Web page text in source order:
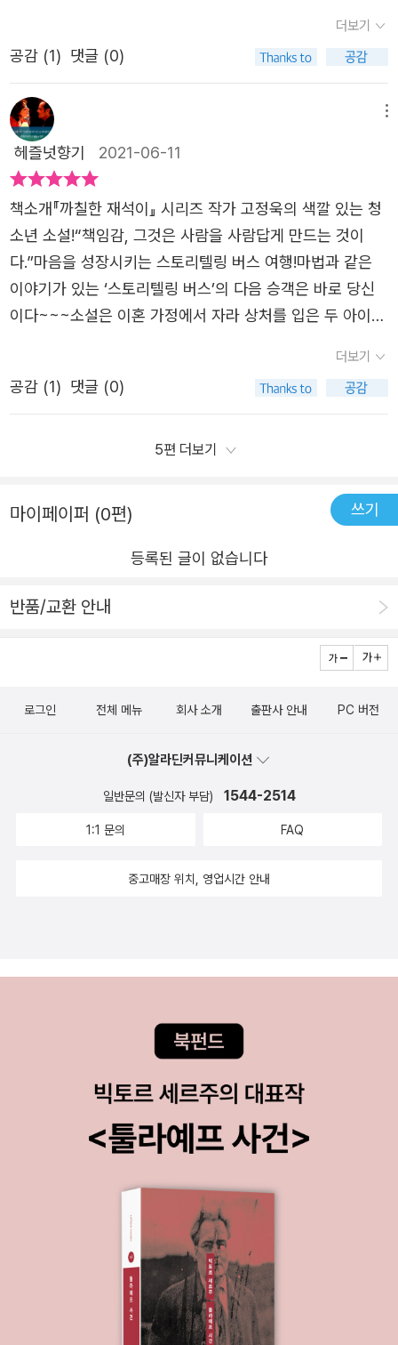
솜씨 구수한 34번 승객은 이야기 하나를 들려 주겠다며 마
이크를 잡습니다. 지금부터 1983년 사우디에서 건설 노동
자로 일하던 김상복이라는 분의 사연이 시작되는데, 이 책
제목이 '스토리텔링 버스'라고 붙은 이유를 p77까지 읽고서
야 비로소 저는 알았습니다. 저는 책을 펴 읽기 전까지 이 책
이 소설 작법을 가르쳐 주는 책으로 사실 착각을 했더랬습니
다. '아쌀라무 알리이쿰'은 한 명한테 건네는 인사도 문법적
으로 복수형(=당신네들)로 되어 있다고 합니다. 죽고 나서
만나야 할 두 명의 천사까지를 염두에 둔 이유(p86)라고 하
는데 저는 처음 알았습니다. 여튼 김상복씨에 대한 사연(액
자 내 스토리)은 엄청 재미있는데(한편으로 슬프지만 말입
니다) 직접 읽어 보시기 바랍니다.더 재미있는 건 지강이와
은지가 34번 승객이 들려 준 이야기로부터 '남자(혹은 여
자)는 평생 책임만 지다 끝나는 불쌍한 인생'이라는 결론을
내는데 둘 다 문학적 소양이 보통 아닙니다. 우리들 같으면
까?p99에서는 군인들이 잠시 버스에 올라와 승객들에게 우
민지원 수고를 하는 건 군인들이고 그들 역시 남의 집 귀한
다니... p100에는 다행히 군인들의 노고를 고맙게 여기는 말
들이 나오네요.p102부터는 24번 승객의 이야기가 새로 펼
쳐집니다. 하동구(예의 24번 승객의 이름인 듯)의 부친, 하
태우, 하태은 이렇게 3형제가 1960년대를 산 이야기입니
나이가 대충 얼마일지 짐작이 되죠. 집안을 일으킬 수재로
다 집안과 상의 없이 어느 여인과 살림을 차리고 아이까지
낳습니다. 큰형은 끝내 동생의 결정을 인정 않고 제수씨를
사망하고 작은어머니는 시가와 인연을 완전히 끊는데 그 입
냐'며 자신의 신세를 한탄합니다. 지강이가 동병상련의 아픔
으로 위로를 옆에서 해 주네요. ㅎㅎp113에는 김청강 작가
르는 다르지만 아마 고 선생님 본인도 모델이 되었음직한 캐
릭터네요. 네 손가락으로 연주하는 피아니스트가 등장하는
데 실존인물 희아님도 연상이 되죠? 중구삭금이라는 사자성
일이 없습니다. 이어서 헌팅캡을 쓴 어느 카피라이터의 스토
리가 나오네요. 다소 억울한 일을 당한 은행이 이 카피라이
터에게 연줄(친구 복 과장)을 통해 호소문 집필을 의뢰했습
니다. 그런데 그 대가가 '밥 한 끼'라는 말을 듣고 김 카피님
은 '게마인샤프트와 게젤샤프트를 혼동'했다면서 천만원을
고료로 안 주면 응하지 않겠다고 거절합니다. 결국 서류를
다시 찾아갔으나 엄마는 은지랑 같이 살기 위해 돈을 악착같
한다.상처입은 두 아이는 서로를 끌어안고 서로를 보듬었다.​
지강은 은지에게 같이 여행가자고 제안하고 양양으로 간다.
그런데 폭우로 산사태가 일어나 둘이 탄 고속버스는 도로에
갇히고 마는데…….이 소설 속에서 지강과 은지는 이혼가정
의 한부모 가정 아이들이다. 같이 사는 아버지들은 삶을 책
임지느라 바빠 아이들과 소통이 단절되어 있다. 아이들의 아
버지들에 대한 오해도 커지고, 아버지들의 아이들에 대한 이
해부족도 시간이 지날수록 커진다. 점점 더 서로에 대한 불
만만 가슴에 담고 서로를 이해하려는 노력도 하지 않게 되는
모습을 보인다.​이야기 제목인 '스토리텔링 버스'는 지강과 은
도로위의 고속버스 속에서 승객들은 본인들이 알고 있는 이
야기를 하나씩 펼친다. 그 이야기가 허투루 넘길 것이 아니
라 작가가 전하고자 하는 메시지를 담고 있다.​'책임감' 그리
고 '소통'​이야기 시작도 성폭력 예방 특강 강사의 이성을 사
스 안에서 전해주는 이야기도 자신의 행동에 대한 책임감,
말과 글의 힘을 알고 책임감을 느끼고 조심해서 말하고 행동
하고 글을 써야 한다는 교훈을 전한다.​주인공은 더 나은 자
동하고 말해야 한다는 것을 깨닫는다.이 책을 읽고 책임감이
가졌으면 한다.그리고 가까운 사이라고 표현하지 않고 넘어
사로부터 도서를 제공받아 읽고 작성하였습니다*
힘들고 어려운 환경에 놓여있지만 희망을 꿈꾸고 세상을 향
해 나아가려는 지강과 은지가 현세대 청소년이 되기를 소망
해본다. 아이들이 결핍된 부분을 서로 채워주려는 것을 보며
안쓰럽기도 했지만 기특한 마음도 들었다. 이 소설을 보며
청소년들이 더욱 성숙해지는 계기가 될 수 있을 것이다. 저
자의 책들을 보면 재미있지만 교훈적인 글들로 인기가 많다.
많은 이들이 읽고 건강한 사고를 가지길 바란다. 청소년들이
읽고 깨닫게 되는 좋은 책이라고 생각한다. 한사람의 말로
인해 한사람의 인생이 바뀌고 달라진다. 삶을 살아가는 과정
은 힘들지만 그 과정들을 통해서 성장한다. 몰입도 높은 작
가의 글로 책임감에 대한 스토리로 청소년들에게 많이 읽혔
으면 좋겠다고 생각을 하였다. 처음도입부분에 성폭력예방
특강을 시작으로 짜임새있는, 청소년들이 공감할 수 있는 이
되길 바란다.
가까워져요같이 사는 아빠와는 거리감을 느끼고떠난 엄마를
그리워하며 사는 두 아이는어느날 1박 2일로 여행을 가기로
었는데,버스로 이동 중에 폭우로 산사태가 나서꼼짝 못 하게
되죠버스에 탄 승객 모두 답답해하는 상황에서누군가의 이
야기가 시작됩니다양양행 버스가 스토리텔링 버스가 된거죠
네 명의 승객의 이야기는 모두 재미있었어요이야기 속 주인
공들에게는 재미있기만한일들은 아니었지만요사실 이 이야
기들에는 공통점이 있었어요그 공통점은 바로 '책임감'에 대
한 이야기들이라는 것이었죠고정욱 작가님은 특히 이성교제
에서의 책임감을얘기하고 싶으셨던 것 같아요상대방에 대한
던게 아닐까 싶어요​부모나 선생님이 얘기하면 잔소리라고만
느낄 수도 있지만,책을 통해, 책 속 이야기를 통해서는아이
들이 자연스럽게 책임감에 대해생각해볼 수 있을 것 같아서
부모 입장에서 참 좋은 책이라는 생각이 들었어요물론 아이
야할 책이라는 생각도 했구요꼭 편부, 편모 가정이 아니더라
도정서적으로 외로울지 모르는 아이들.부모가 바쁘다는 이
았으면 좋겠어요모두가 서로 노력하고 소통하는 가족이 되
었으면 좋겠어요그런 가정 안에서 자란 아이들이어른이 되
협찬을 받았고 본인의 주관적인 견해에 의하여 작성함]​​​​​​
더보기
공감 (1) 댓글 (0)
헤즐넛향기 2021-06-11
책소개『까칠한 재석이』 시리즈 작가 고정욱의 색깔 있는 청
소년 소설!“책임감, 그것은 사람을 사람답게 만드는 것이
다.”마음을 성장시키는 스토리텔링 버스 여행!마법과 같은
이야기가 있는 ‘스토리텔링 버스’의 다음 승객은 바로 당신
이다~~~소설은 이혼 가정에서 자라 상처를 입은 두 아이의
‘이야기 속의 이야기’라는 독특한 구조를 통해 메시지를 전
달한다. ~~~버스 안에서 들은 흥미진진한 이야기를 통해
을 스스로에게 던진다. 책임감은 인간이 타고나는 본능이 아
른이 되어서도 자신의 행동에 책임지는 것이 어렵고 두렵기
마련인데, 청소년들은 더더욱 그러하.하지만 책임감을 갖는
시작은 생각보다 어렵지 않다. 달라이 라마가 “R로 시작되는
R SELF), 다른 사람에 대한 존중(RESPECT FOR OTHER
R ALL YOUR ACTIONS).”이라고 말한 것처럼, 책임은 존
며, 타인을 지키는 것이 나를 지키는 것이다.작가는 아이들
존중하는 마음을 가져볼 수는 있다고 말한다. 그러한 마음이
꾸준히 이어진다면 곧 자신을 존중하고, 삶을 책임질 수 있
게 될 것이다. 당신을 더 나은 내일로 데려다주는 스토리텔
제공]#협찬도서를 읽고 청소년의 고민과 어른의 책임감을
것은 누구도 말릴 수 없습니다. 하지만 그에 따른 결과에 대
배짱이'. 겨울을 대비해 많은 시간을 식량준비에 힘쓴 개미,
눈앞의 재미만을 즐긴 배짱이. 식량이 없는 겨울 둘은 어떻
게 되었는지는 모두 알고 있습니다.한 무리의 젊은사람들이
시하는것 같습니다. 주먹을 쥐고 그 사람을 때리며 화를 풀
그 사람이 입은 몸과 마음의 상처를 되돌릴수 있을까요?. 절
대 그럴 수 없습니다.그 사람을 때리는 것은 자유이지만, 그
뒤를 책임질 수 없다면 그렇게 해서는 안됩니다.그 행위는
상대에 대한 존중이 빠져있기에 나의 자유만을 누린것 입니
다.무시하는 눈빛은 착각이죠.책임지기 힘들다면 최대한 상
대를 존중해야 합니다. 9p.'지나친 충동을 못 이겨 여학생을
더보기
공감 (1) 댓글 (0)
5편 더보기
마이페이퍼 (0편) 쓰기
등록된 글이 없습니다
반품/교환 안내
로그인 전체 메뉴 회사 소개 출판사 안내 PC 버전
(주)알라딘커뮤니케이션
일반문의 (발신자 부담) 1544-2514
1:1 문의 FAQ
중고매장 위치, 영업시간 안내